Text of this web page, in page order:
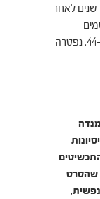
לאחר
ולאלכוהול, וכמה ימים לפני יום הולדתה ה-44, נפטרה
ה-80 של אמנדה
שהסרט